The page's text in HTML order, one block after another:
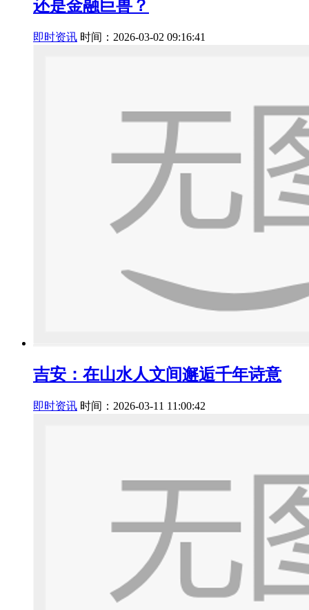
还是金融巨兽？
即时资讯 时间：2026-03-02 09:16:41
吉安：在山水人文间邂逅千年诗意
即时资讯 时间：2026-03-11 11:00:42